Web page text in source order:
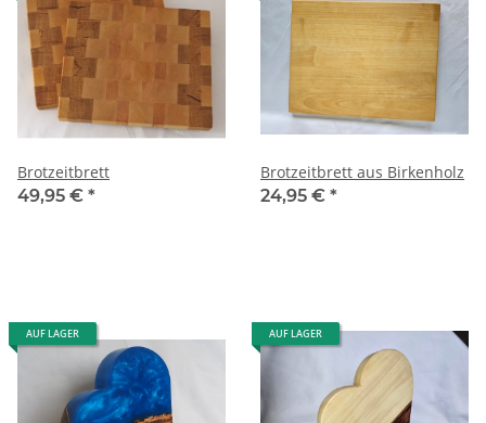
Brotzeitbrett
49,95 € *
Brotzeitbrett aus Birkenholz
24,95 € *
AUF LAGER AUF LAGER